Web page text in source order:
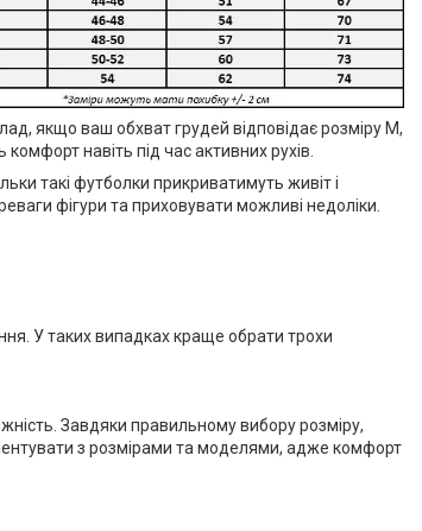
якщо ваш обхват грудей відповідає розміру M,
навіть під час активних рухів.
такі футболки прикриватимуть живіт і
фігури та приховувати можливі недоліки.
У таких випадках краще обрати трохи
Завдяки правильному вибору розміру,
з розмірами та моделями, адже комфорт